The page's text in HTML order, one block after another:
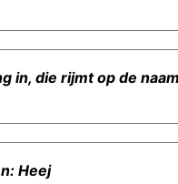
in, die rijmt op de
Heej